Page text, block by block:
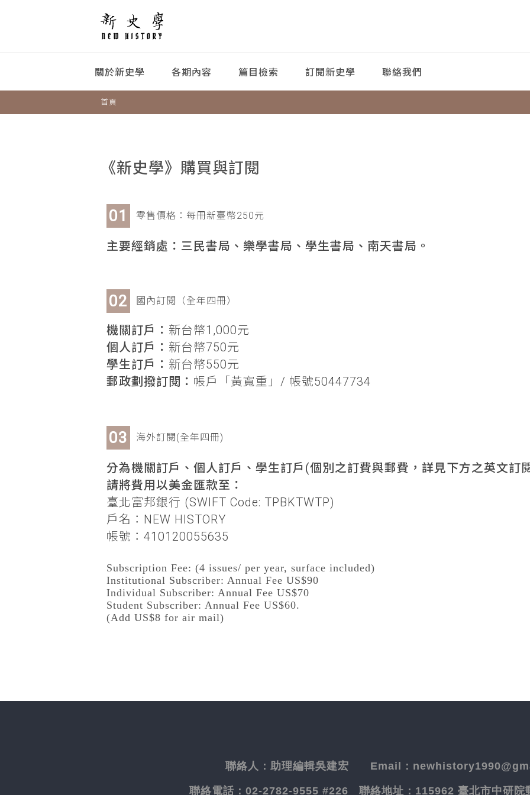
關於新史學 各期內容 篇目檢索 訂閱新史學 聯絡我們
首頁
《新史學》購買與訂閱
零售價格：每冊新臺幣250元
主要經銷處：三民書局、樂學書局、學生書局、南天書局。
國內訂閱（全年四冊）
機關訂戶： 新台幣1,000元
個人訂戶： 新台幣750元
學生訂戶： 新台幣550元
郵政劃撥訂閱： 帳戶「黃寬重」/ 帳號50447734
海外訂閱(全年四冊)
分為機關訂戶、個人訂戶、學生訂戶(個別之訂費與郵費，詳見下方之英文訂
請將費用以美金匯款至：
臺北富邦銀行 (SWIFT Code: TPBKTWTP)
戶名：NEW HISTORY
帳號：410120055635
Subscription Fee: (4 issues/ per year, surface included)
Institutional Subscriber: Annual Fee US$90
Individual Subscriber: Annual Fee US$70
Student Subscriber: Annual Fee US$60.
(Add US$8 for air mail)
聯絡人： 助理編輯吳建宏 Email：
聯絡電話： 02-2782-9555 #226 聯絡地址： 115962 臺北市中研院